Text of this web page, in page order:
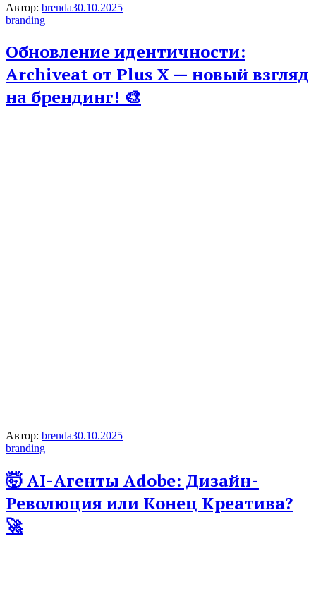
Автор: brenda30.10.2025
branding
Обновление идентичности:
Archiveat от Plus X — новый взгляд
на брендинг! 🎨
Автор: brenda30.10.2025
branding
🤯 AI-Агенты Adobe: Дизайн-
Революция или Конец Креатива?
🚀